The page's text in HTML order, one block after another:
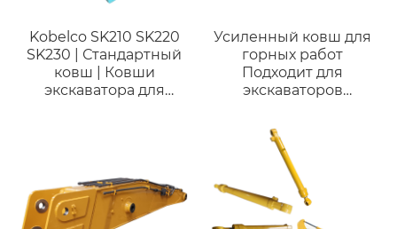
Kobelco SK210 SK220
SK230 | Стандартный
ковш | Ковши
экскаватора для
Усиленный ковш для
горных работ
Подходит для
экскаваторов
и техники 28-35 тонн